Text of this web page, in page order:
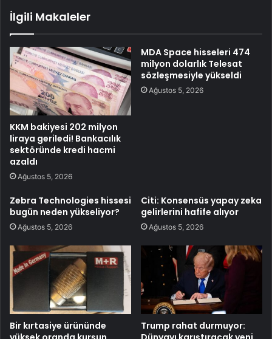
İlgili Makaleler
KKM bakiyesi 202 milyon
liraya geriledi! Bankacılık
sektöründe kredi hacmi
azaldı
Ağustos 5, 2026
MDA Space hisseleri 474
milyon dolarlık Telesat
sözleşmesiyle yükseldi
Ağustos 5, 2026
Zebra Technologies hissesi
bugün neden yükseliyor?
Ağustos 5, 2026
Citi: Konsensüs yapay zeka
gelirlerini hafife alıyor
Ağustos 5, 2026
Bir kırtasiye ürününde
Trump rahat durmuyor: